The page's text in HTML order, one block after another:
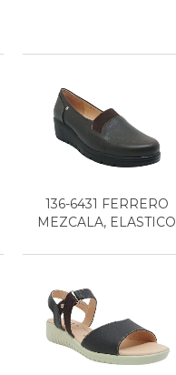
136-6431 FERRERO
MEZCALA, ELASTICO